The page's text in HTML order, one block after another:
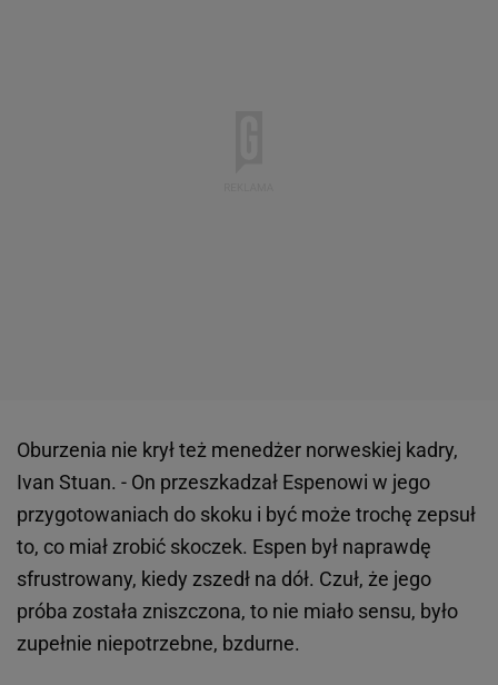
Oburzenia nie krył też menedżer norweskiej kadry,
Ivan Stuan. - On przeszkadzał Espenowi w jego
przygotowaniach do skoku i być może trochę zepsuł
to, co miał zrobić skoczek. Espen był naprawdę
sfrustrowany, kiedy zszedł na dół. Czuł, że jego
próba została zniszczona, to nie miało sensu, było
zupełnie niepotrzebne, bzdurne.